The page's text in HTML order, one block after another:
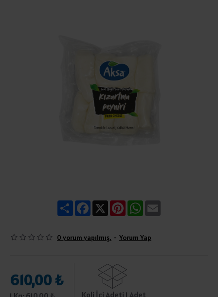
ShareFacebook
X PinterestWhatsApp
0 yorum yapılmış. - Yorum Yap
610,00 ₺
Koli İçi Adeti 1 Adet